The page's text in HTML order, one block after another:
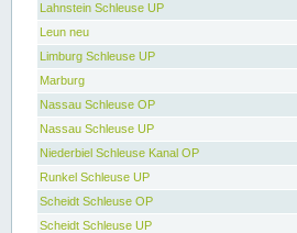
Lahnstein Schleuse UP
Leun neu
Limburg Schleuse UP
Marburg
Nassau Schleuse OP
Nassau Schleuse UP
Niederbiel Schleuse Kanal OP
Runkel Schleuse UP
Scheidt Schleuse OP
Scheidt Schleuse UP